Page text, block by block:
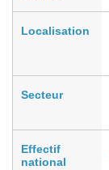
Localisation
Secteur
Effectif
national